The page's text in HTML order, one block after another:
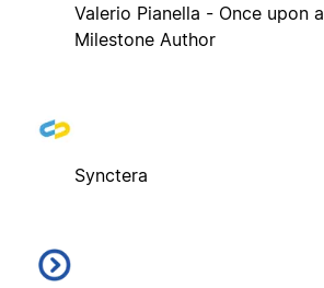
Valerio Pianella - Once upon a
Milestone Author
Synctera